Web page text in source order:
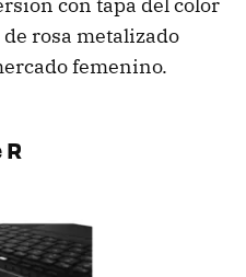
de rosa metalizado
femenino.